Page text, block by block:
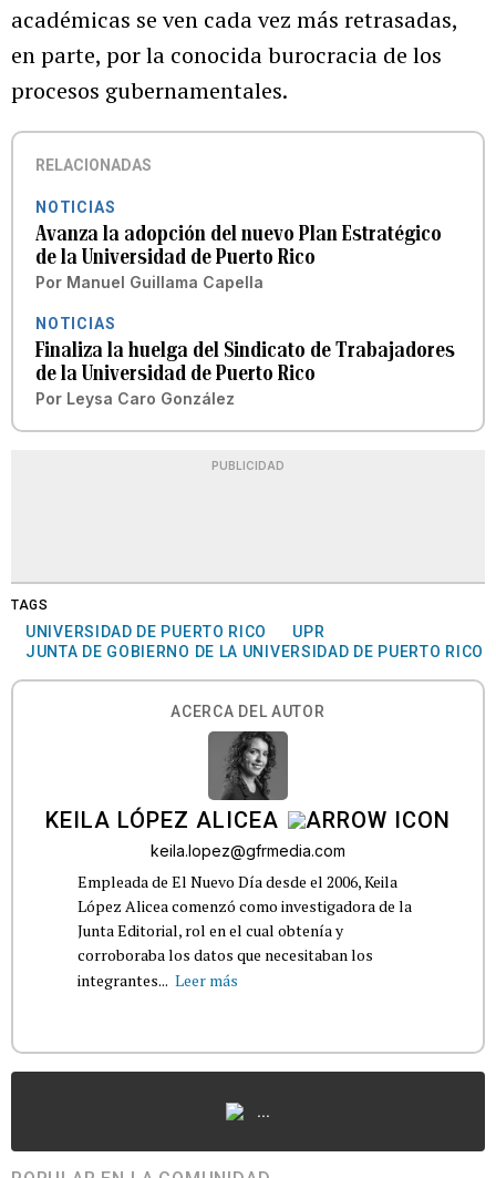
académicas se ven cada vez más retrasadas,
en parte, por la conocida burocracia de los
procesos gubernamentales.
RELACIONADAS
NOTICIAS
Avanza la adopción del nuevo Plan Estratégico
de la Universidad de Puerto Rico
Por Manuel Guillama Capella
NOTICIAS
Finaliza la huelga del Sindicato de Trabajadores
de la Universidad de Puerto Rico
Por Leysa Caro González
PUBLICIDAD
TAGS
UNIVERSIDAD DE PUERTO RICO
UPR
JUNTA DE GOBIERNO DE LA UNIVERSIDAD DE PUERTO RICO
ACERCA DEL AUTOR
KEILA LÓPEZ ALICEA
keila.lopez@gfrmedia.com
Empleada de El Nuevo Día desde el 2006, Keila
López Alicea comenzó como investigadora de la
Junta Editorial, rol en el cual obtenía y
corroboraba los datos que necesitaban los
integrantes... Leer más
...